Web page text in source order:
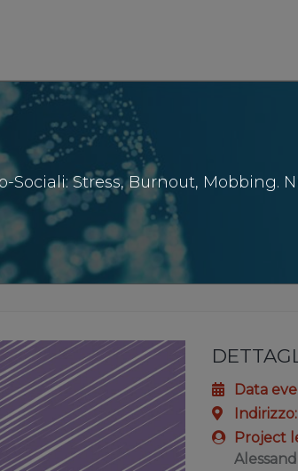
Sociali: Stress, Burnout, Mobbing.
Data
Indirizzo:
Project